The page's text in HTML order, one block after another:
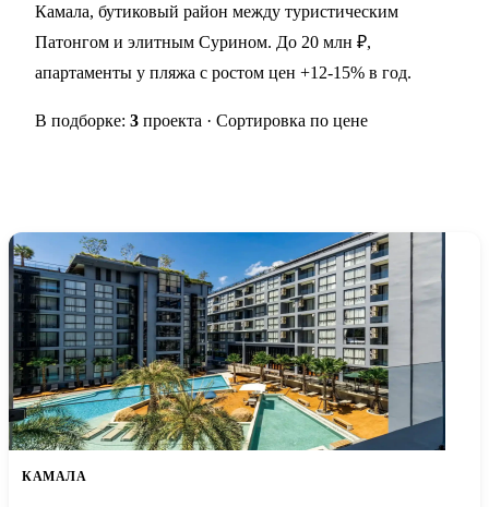
Камала, бутиковый район между туристическим
Патонгом и элитным Сурином. До 20 млн ₽,
апартаменты у пляжа с ростом цен +12-15% в год.
В подборке: 3 проекта · Сортировка по цене
КАМАЛА